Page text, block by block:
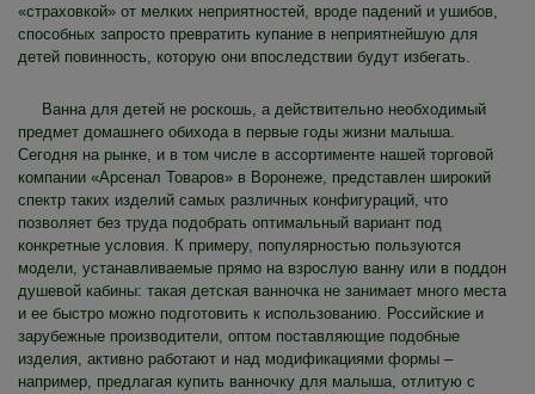
«страховкой» от мелких неприятностей, вроде падений и ушибов,
способных запросто превратить купание в неприятнейшую для
детей повинность, которую они впоследствии будут избегать.
Ванна для детей не роскошь, а действительно необходимый
предмет домашнего обихода в первые годы жизни малыша.
Сегодня на рынке, и в том числе в ассортименте нашей торговой
компании «Арсенал Товаров» в Воронеже, представлен широкий
спектр таких изделий самых различных конфигураций, что
позволяет без труда подобрать оптимальный вариант под
конкретные условия. К примеру, популярностью пользуются
модели, устанавливаемые прямо на взрослую ванну или в поддон
душевой кабины: такая детская ванночка не занимает много места
и ее быстро можно подготовить к использованию. Российские и
зарубежные производители, оптом поставляющие подобные
изделия, активно работают и над модификациями формы –
например, предлагая купить ванночку для малыша, отлитую с